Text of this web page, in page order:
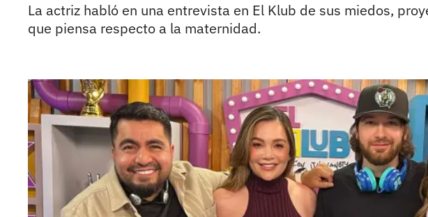
La actriz habló en una entrevista en El Klub de sus miedos,
que piensa respecto a la maternidad.